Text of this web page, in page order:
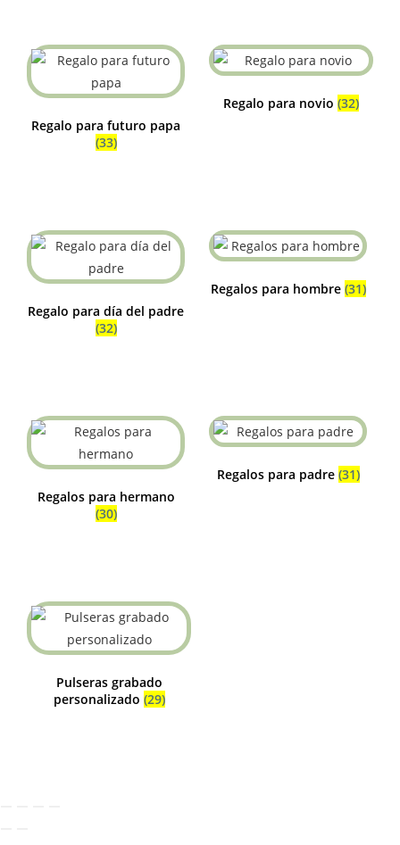
Regalo para futuro papa
(33)
Regalo para novio (32)
Regalo para día del padre
(32)
Regalos para hombre (31)
Regalos para hermano
(30)
Regalos para padre (31)
Pulseras grabado
personalizado (29)